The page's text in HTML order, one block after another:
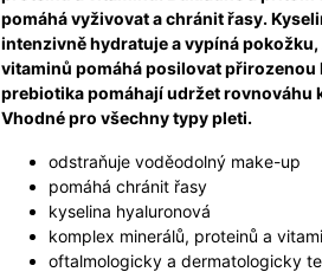
pomáhá vyživovat a chránit řasy.
intenzivně hydratuje a vypíná
vitaminů pomáhá posilovat přirozenou
prebiotika pomáhají udržet rovnováhu
Vhodné pro všechny typy pleti.
odstraňuje voděodolný make-up
pomáhá chránit řasy
kyselina hyaluronová
komplex minerálů, proteinů a
oftalmologicky a dermatologicky